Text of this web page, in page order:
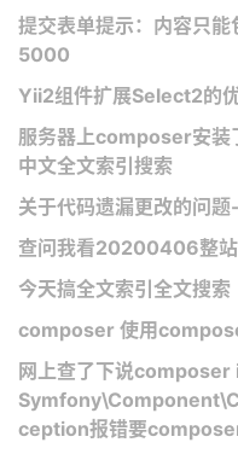
提交表单提示：内容只
5000
Yii2组件扩展Select2的
服务器上composer安
中文全文索引搜索
关于代码遗漏更改的问
查问我看20200406整站
今天搞全文索引全文搜索
composer 使用
网上查了下说composer
ception报错要